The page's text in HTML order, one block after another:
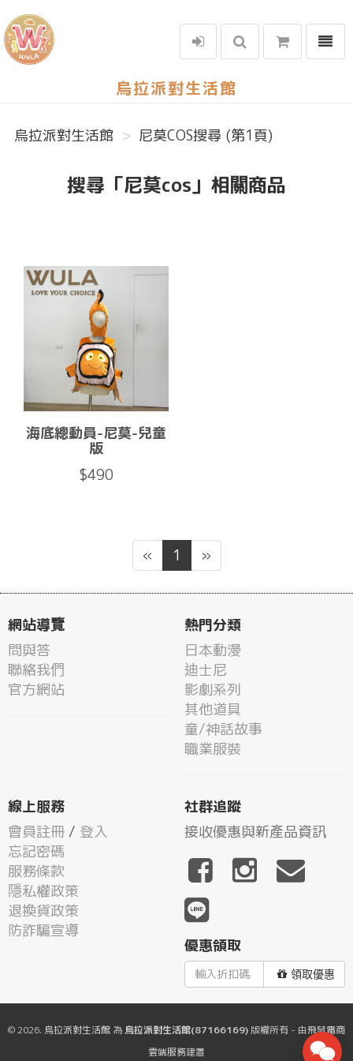
烏拉派對生活館
選單
烏拉派對生活館 尼莫COS搜尋 (第1頁)
搜尋「尼莫cos」相關商品
海底總動員-尼莫-兒童
版
$490
« 1 »
網站導覽
問與答
聯絡我們
官方網站
熱門分類
日本動漫
迪士尼
影劇系列
其他道具
童/神話故事
職業服裝
線上服務
會員註冊 / 登入
忘記密碼
服務條款
隱私權政策
退換貨政策
防詐騙宣導
社群追蹤
接收優惠與新產品資訊
優惠領取
領取優惠
© 2026. 烏拉派對生活館 為 烏拉派對生活館(87166169)版權所有 - 由飛鼠電商
雲端服務建置